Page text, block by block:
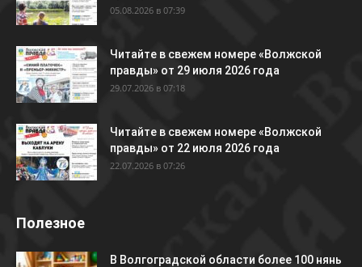
05.08.2026 в 07:39
Читайте в свежем номере «Волжской
правды» от 29 июля 2026 года
29.07.2026 в 07:18
Читайте в свежем номере «Волжской
правды» от 22 июля 2026 года
22.07.2026 в 07:26
Полезное
В Волгоградской области более 100 нянь